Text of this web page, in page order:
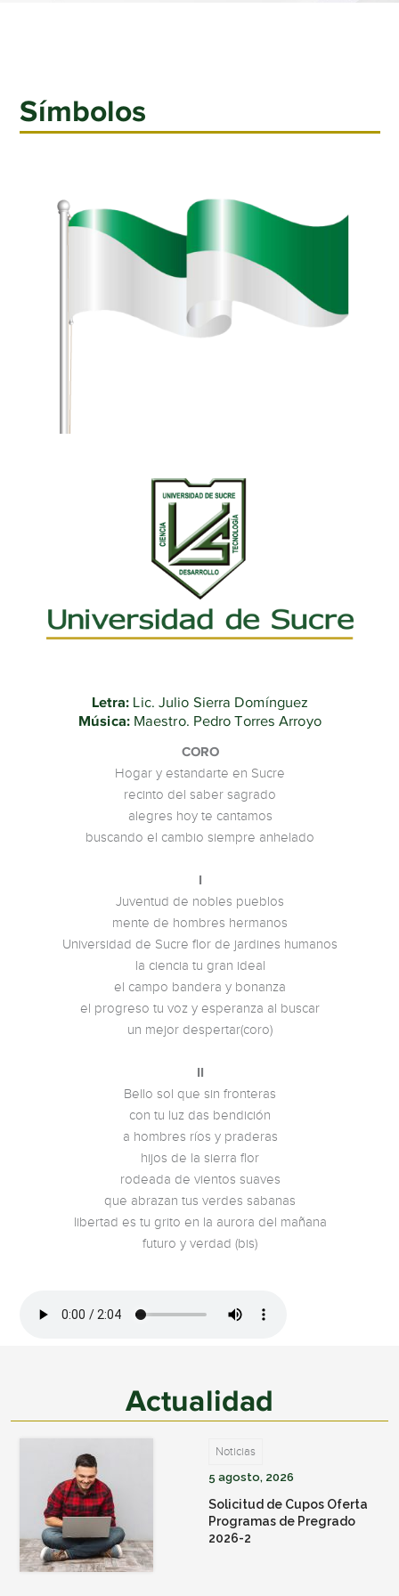
Símbolos
Letra: Lic. Julio Sierra Domínguez
Música:Maestro. Pedro Torres Arroyo
CORO
Hogar y estandarte en Sucre
recinto del saber sagrado
alegres hoy te cantamos
buscando el cambio siempre anhelado
I
Juventud de nobles pueblos
mente de hombres hermanos
Universidad de Sucre flor de jardines humanos
la ciencia tu gran ideal
el campo bandera y bonanza
el progreso tu voz y esperanza al buscar
un mejor despertar(coro)
II
Bello sol que sin fronteras
con tu luz das bendición
a hombres ríos y praderas
hijos de la sierra flor
rodeada de vientos suaves
que abrazan tus verdes sabanas
libertad es tu grito en la aurora del mañana
futuro y verdad (bis)
Actualidad
Noticias
5 agosto, 2026
Solicitud de Cupos Oferta
Programas de Pregrado
2026-2